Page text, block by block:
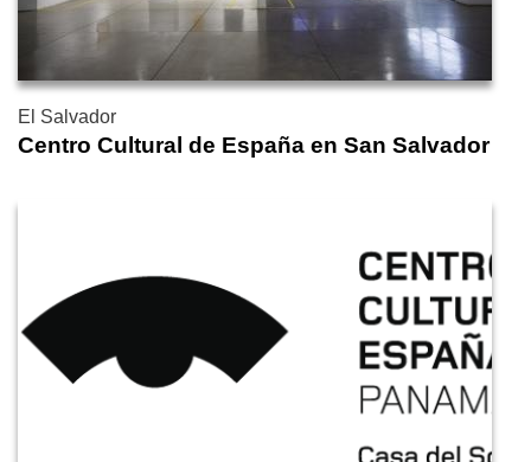
El Salvador
Centro Cultural de España en San Salvador